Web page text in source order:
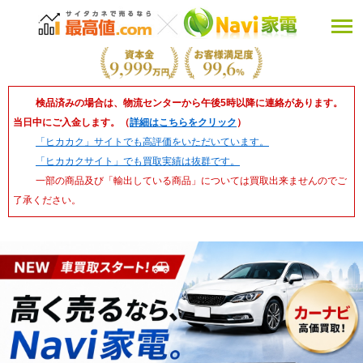
検品済みの場合は、物流センターから午後5時以降に連絡があります。
当日中にご入金します。（詳細はこちらをクリック ）
「ヒカカク」サイトでも高評価をいただいています。
「ヒカカクサイト」でも買取実績は抜群です。
一部の商品及び「輸出している商品」については買取出来ませんのでご
了承ください。